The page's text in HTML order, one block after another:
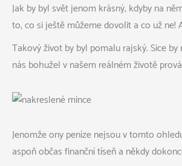
Jak by byl svět jenom krásný, kdyby na
to, co si ještě můžeme dovolit a co už
Takový život by byl pomalu rajský. Sice
nás bohužel v našem reálném životě
Jenomže ony peníze nejsou v tomto
aspoň občas finanční tíseň a někdy